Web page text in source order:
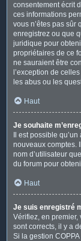
consentement écrit
ces informations
vous n’êtes pas sûr
enregistrez ou que
juridique pour
propriétaires de ce
ne sauraient être
l’exception de
les abus ou les
Haut
Je souhaite
Il est possible
nouveaux comptes.
nom d’utilisateur
du forum pour
Haut
Je suis enregistré
Vérifiez, en premier,
sont corrects, il y a
Si la gestion